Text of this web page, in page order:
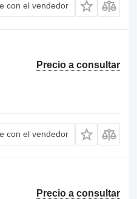
con el vendedor
Precio a consultar
con el vendedor
Precio a consultar